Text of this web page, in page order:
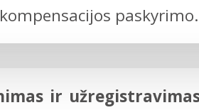
paskyrimo.
ir